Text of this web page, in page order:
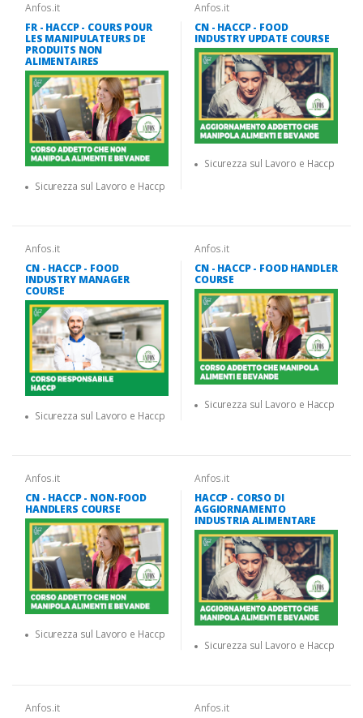
Anfos.it
FR - HACCP - COURS POUR
LES MANIPULATEURS DE
PRODUITS NON
ALIMENTAIRES
Sicurezza sul Lavoro e Haccp
Anfos.it
CN - HACCP - FOOD
INDUSTRY UPDATE COURSE
Sicurezza sul Lavoro e Haccp
Anfos.it
CN - HACCP - FOOD
INDUSTRY MANAGER
COURSE
Sicurezza sul Lavoro e Haccp
Anfos.it
CN - HACCP - FOOD HANDLER
COURSE
Sicurezza sul Lavoro e Haccp
Anfos.it
CN - HACCP - NON-FOOD
HANDLERS COURSE
Sicurezza sul Lavoro e Haccp
Anfos.it
HACCP - CORSO DI
AGGIORNAMENTO
INDUSTRIA ALIMENTARE
Sicurezza sul Lavoro e Haccp
Anfos.it
Anfos.it